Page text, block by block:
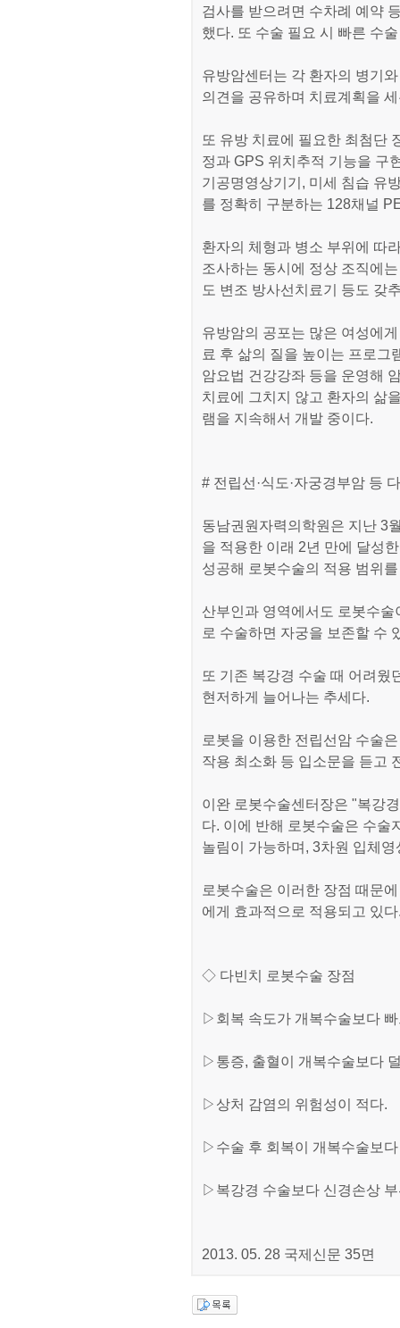
검사를 받으려면 수차례 예약
했다. 또 수술 필요 시 빠른 수
유방암센터는 각 환자의 병기
의견을 공유하며 치료계획을
또 유방 치료에 필요한 최첨단
정과 GPS 위치추적 기능을 구
기공명영상기기, 미세 침습 유
를 정확히 구분하는 128채널
환자의 체형과 병소 부위에 따
조사하는 동시에 정상 조직에
도 변조 방사선치료기 등도 갖
유방암의 공포는 많은 여성에
료 후 삶의 질을 높이는 프로그
암요법 건강강좌 등을 운영해
치료에 그치지 않고 환자의 삶
램을 지속해서 개발 중이다.
# 전립선·식도·자궁경부암 등
동남권원자력의학원은 지난 3
을 적용한 이래 2년 만에 달성
성공해 로봇수술의 적용 범위
산부인과 영역에서도 로봇수
로 수술하면 자궁을 보존할 수
또 기존 복강경 수술 때 어려웠
현저하게 늘어나는 추세다.
로봇을 이용한 전립선암 수술
작용 최소화 등 입소문을 듣고
이완 로봇수술센터장은 "복강
다. 이에 반해 로봇수술은 수술
놀림이 가능하며, 3차원 입체
로봇수술은 이러한 장점 때문
에게 효과적으로 적용되고 있
◇ 다빈치 로봇수술 장점
▷회복 속도가 개복수술보다
▷통증, 출혈이 개복수술보다
▷상처 감염의 위험성이 적다.
▷수술 후 회복이 개복수술보
▷복강경 수술보다 신경손상
2013. 05. 28 국제신문 35면